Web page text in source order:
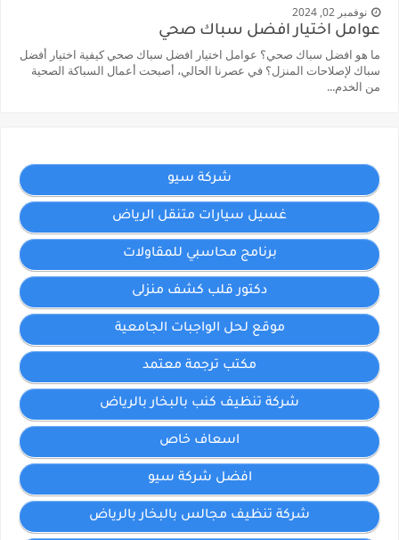
نوفمبر 02, 2024
عوامل اختيار افضل سباك صحي
ما هو افضل سباك صحي؟ عوامل اختيار افضل سباك صحي كيفية اختيار أفضل
سباك لإصلاحات المنزل؟ في عصرنا الحالي، أصبحت أعمال السباكة الصحية
من الخدم...
شركة سيو
غسيل سيارات متنقل الرياض
برنامج محاسبي للمقاولات
دكتور قلب كشف منزلى
موقع لحل الواجبات الجامعية
مكتب ترجمة معتمد
شركة تنظيف كنب بالبخار بالرياض
اسعاف خاص
افضل شركة سيو
شركة تنظيف مجالس بالبخار بالرياض